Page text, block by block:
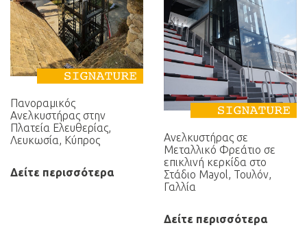
Πανοραμικός
Ανελκυστήρας στην
Πλατεία Ελευθερίας,
Λευκωσία, Κύπρος
Δείτε περισσότερα
Ανελκυστήρας σε
Μεταλλικό Φρεάτιο σε
επικλινή κερκίδα στο
Στάδιο Mayol, Τουλόν,
Γαλλία
Δείτε περισσότερα